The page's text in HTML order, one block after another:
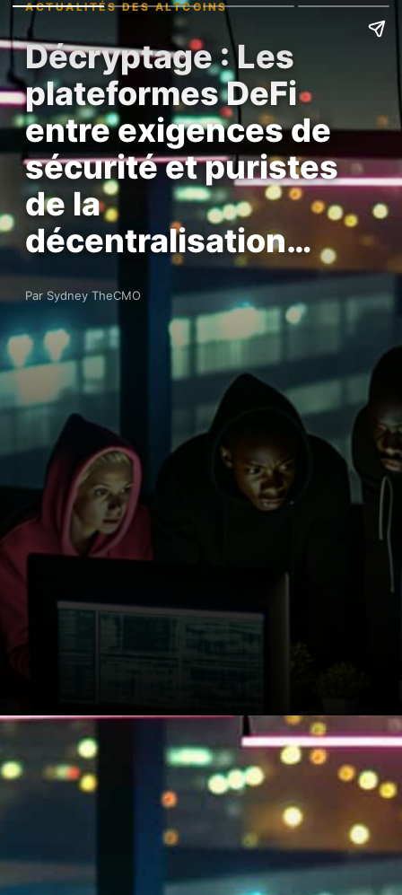
ACTUALITÉS DES ALTCOINS
Décryptage : Les
plateformes DeFi
entre exigences de
sécurité et puristes
de la
décentralisation…
Par Sydney TheCMO